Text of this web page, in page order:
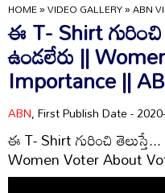
HOME»VIDEO GALLERY»ABN
ఈ T- Shirt
ఉండలేరు ||
Importance ||
ABN, First Publish Date -
ఈ T- Shirt గురించి
Women Voter About